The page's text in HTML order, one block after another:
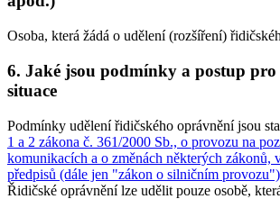
Osoba, která žádá o udělení (rozšíření)
6. Jaké jsou podmínky a postup pro
situace
Podmínky udělení řidičského oprávnění jsou
1 a 2 zákona č. 361/2000 Sb., o provozu na
komunikacích a o změnách některých zákonů,
předpisů (dále jen "zákon o silničním provozu")
Řidičské oprávnění lze udělit pouze osobě,